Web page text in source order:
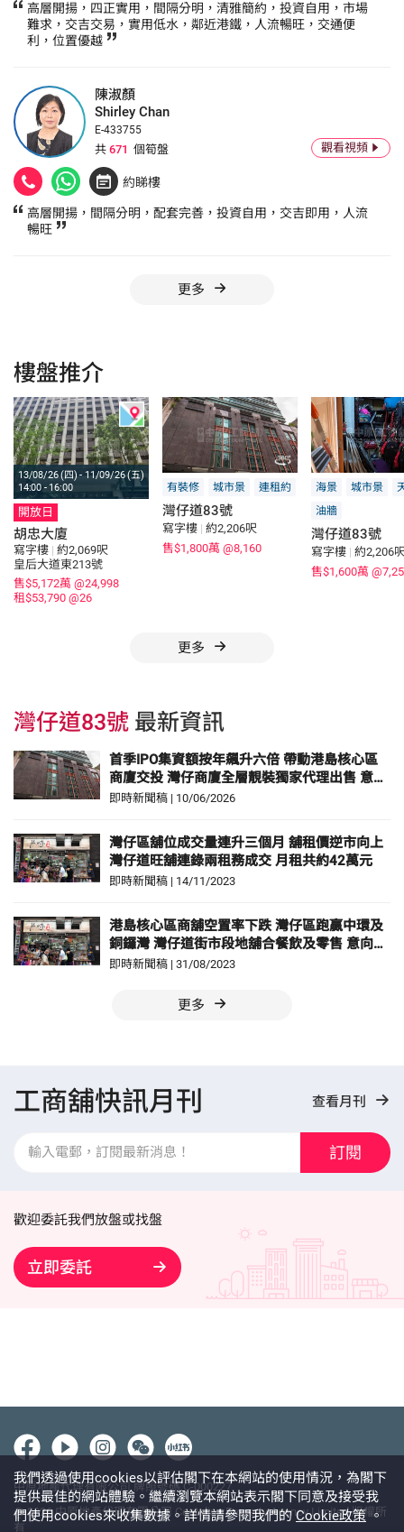
高層開揚，四正實用，間隔分明，清雅簡約，投資自用，市場
難求，交吉交易，實用低水，鄰近港鐵，人流暢旺，交通便
利，位置優越
陳淑顏
Shirley Chan
E-433755
共 671 個筍盤 觀看視頻
約睇樓
高層開揚，間隔分明，配套完善，投資自用，交吉即用，人流
暢旺
更多
樓盤推介
13/08/26 (四) - 11/09/26 (五)
14:00 - 16:00
開放日
胡忠大廈
寫字樓 | 約2,069呎
皇后大道東213號
售$5,172萬 @24,998
租$53,790 @26
有裝修 城市景 連租約
灣仔道83號
寫字樓 | 約2,206呎
售$1,800萬 @8,160
海景 城市景
油牆
灣仔道83號
寫字樓 | 約2,206
售$1,600萬
更多
灣仔道83號 最新資訊
首季IPO集資額按年飆升六倍 帶動港島核心區
商廈交投 灣仔商廈全層靚裝獨家代理出售 意向
呎價低至7,900元
即時新聞稿 | 10/06/2026
灣仔區舖位成交量連升三個月 舖租價逆市向上
灣仔道旺舖連錄兩租務成交 月租共約42萬元
即時新聞稿 | 14/11/2023
港島核心區商舖空置率下跌 灣仔區跑贏中環及
銅鑼灣 灣仔道街市段地舖合餐飲及零售 意向月
租約13.5萬元
即時新聞稿 |31/08/2023
更多
工商舖快訊月刊 查看月刊
訂閱
歡迎委託我們放盤或找盤
立即委託
中原地產代理有限公司 牌照號碼 C-000227
@ 2026 中原地產代理有限公司 Centaline Property Agency Limited 版權所
有
我們透過使用cookies以評估閣下在本網站的使用情況，為閣下
提供最佳的網站體驗。繼續瀏覽本網站表示閣下同意及接受我
們使用cookies來收集數據。詳情請參閱我們的Cookie政策。